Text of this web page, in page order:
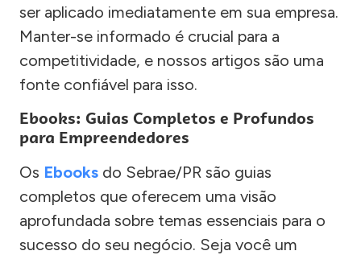
ser aplicado imediatamente em sua empresa.
Manter-se informado é crucial para a
competitividade, e nossos artigos são uma
fonte confiável para isso.
Ebooks: Guias Completos e Profundos
para Empreendedores
Os Ebooks do Sebrae/PR são guias
completos que oferecem uma visão
aprofundada sobre temas essenciais para o
sucesso do seu negócio. Seja você um